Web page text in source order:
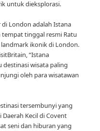
untuk dieksplorasi.
London adalah Istana
tinggal resmi Ratu
ikonik di London.
“Istana
destinasi wisata paling
oleh para wisatawan
tersembunyi yang
Kecil di Covent
seni dan hiburan yang